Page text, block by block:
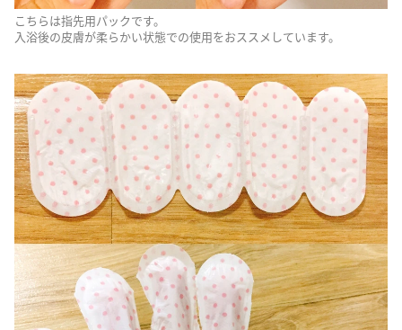
こちらは指先用パックです。
入浴後の皮膚が柔らかい状態での使用をおススメしています。